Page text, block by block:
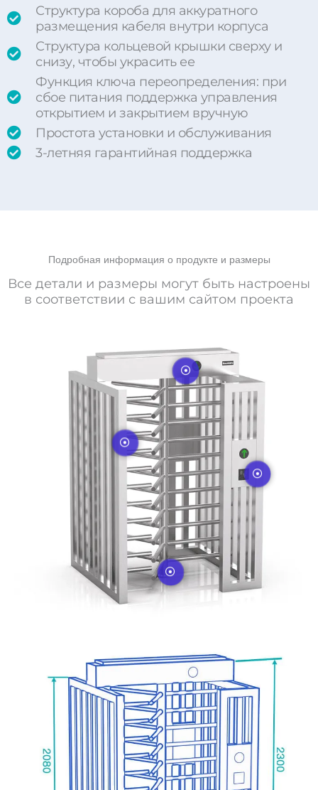
Структура короба для аккуратного
размещения кабеля внутри корпуса
Структура кольцевой крышки сверху и
снизу, чтобы украсить ее
Функция ключа переопределения: при
сбое питания поддержка управления
открытием и закрытием вручную
Простота установки и обслуживания
3-летняя гарантийная поддержка
Подробная информация о продукте и размеры
Все детали и размеры могут быть настроены
в соответствии с вашим сайтом проекта